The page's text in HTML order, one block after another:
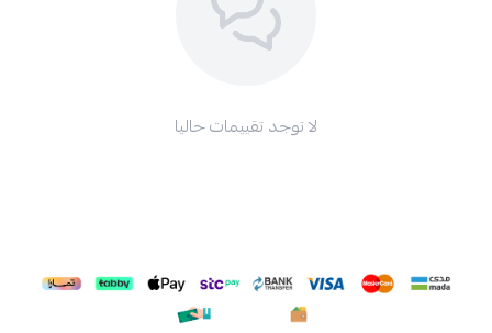
لا توجد تقييمات حاليا